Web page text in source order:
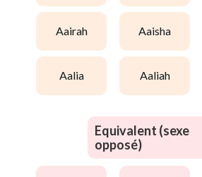
aairah aaisha
aalia aaliah
Equivalent (sexe
opposé)